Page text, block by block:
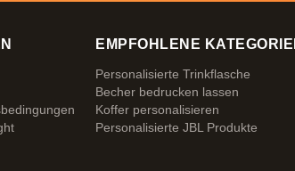
EMPFOHLENE
Personalisierte Trinkflasche
Becher bedrucken lassen
Koffer personalisieren
Personalisierte JBL Produkte